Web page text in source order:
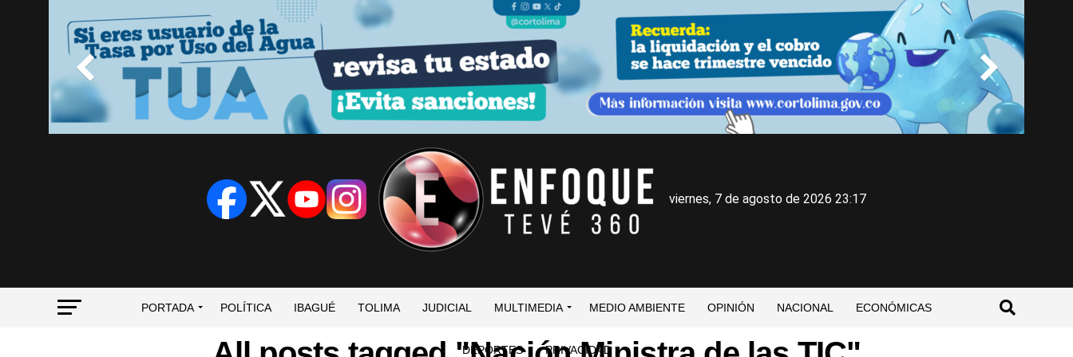
viernes, 7 de agosto de 2026 23:17
PORTADA POLÍTICA IBAGUÉ TOLIMA JUDICIAL MULTIMEDIA MEDIO AMBIENTE OPINIÓN NACIONAL ECONÓMICAS
DEPORTES PRIVACIDAD